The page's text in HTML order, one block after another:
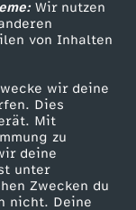
Wir nutzen
von Inhalten
wir deine
Dies
Mit
zu
deine
unter
Zwecken du
nicht. Deine